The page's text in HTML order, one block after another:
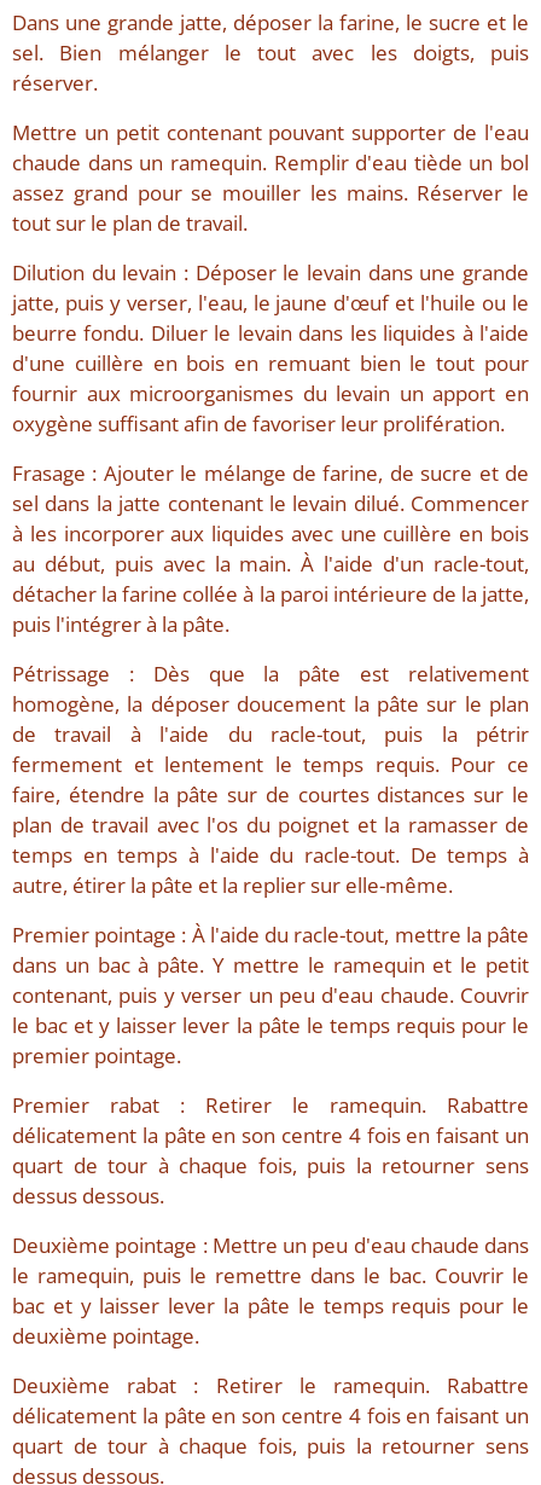
Dans une grande jatte, déposer la farine, le sucre et le
sel. Bien mélanger le tout avec les doigts, puis
réserver.
Mettre un petit contenant pouvant supporter de l'eau
chaude dans un ramequin. Remplir d'eau tiède un bol
assez grand pour se mouiller les mains. Réserver le
tout sur le plan de travail.
Dilution du levain : Déposer le levain dans une grande
jatte, puis y verser, l'eau, le jaune d'œuf et l'huile ou le
beurre fondu. Diluer le levain dans les liquides à l'aide
d'une cuillère en bois en remuant bien le tout pour
fournir aux microorganismes du levain un apport en
oxygène suffisant afin de favoriser leur prolifération.
Frasage : Ajouter le mélange de farine, de sucre et de
sel dans la jatte contenant le levain dilué. Commencer
à les incorporer aux liquides avec une cuillère en bois
au début, puis avec la main. À l'aide d'un racle-tout,
détacher la farine collée à la paroi intérieure de la jatte,
puis l'intégrer à la pâte.
Pétrissage : Dès que la pâte est relativement
homogène, la déposer doucement la pâte sur le plan
de travail à l'aide du racle-tout, puis la pétrir
fermement et lentement le temps requis. Pour ce
faire, étendre la pâte sur de courtes distances sur le
plan de travail avec l'os du poignet et la ramasser de
temps en temps à l'aide du racle-tout. De temps à
autre, étirer la pâte et la replier sur elle-même.
Premier pointage : À l'aide du racle-tout, mettre la pâte
dans un bac à pâte. Y mettre le ramequin et le petit
contenant, puis y verser un peu d'eau chaude. Couvrir
le bac et y laisser lever la pâte le temps requis pour le
premier pointage.
Premier rabat : Retirer le ramequin. Rabattre
délicatement la pâte en son centre 4 fois en faisant un
quart de tour à chaque fois, puis la retourner sens
dessus dessous.
Deuxième pointage : Mettre un peu d'eau chaude dans
le ramequin, puis le remettre dans le bac. Couvrir le
bac et y laisser lever la pâte le temps requis pour le
deuxième pointage.
Deuxième rabat : Retirer le ramequin. Rabattre
délicatement la pâte en son centre 4 fois en faisant un
quart de tour à chaque fois, puis la retourner sens
dessus dessous.